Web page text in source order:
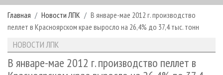
РУБРИКИ И ТЕМЫ
РУБРИКИ ЖУРНАЛА
ЛЕСОЗАГОТОВКА
ЛЕСОПИЛЕНИЕ
НОВОСТИ
НОВОСТИ ЛПК
НОВОСТИ ЖУРНАЛА
ПРОЕКТЫ ЛПИ
АНАЛИТИКА
ПРЕДПРИЯТИЯ ЛПК
АРХИВ ЖУРНАЛОВ
Главная Новости ЛПК
В январе-мае 2012 г. производство
пеллет в Красноярском крае выросло на 26,4% до 37,4 тыс. тонн
НОВОСТИ ЛПК
В январе-мае 2012 г. производство пеллет в